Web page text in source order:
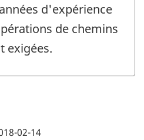
d'expérience
de chemins
exigées.
02-14